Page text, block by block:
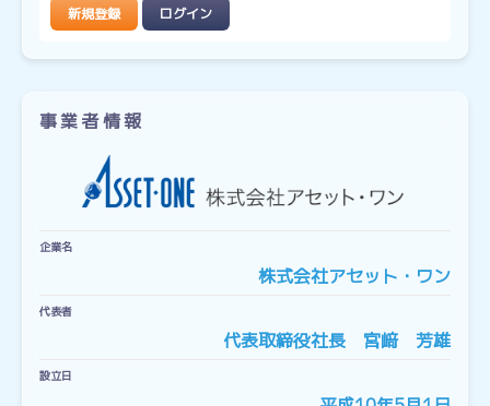
新規登録 ログイン
事業者情報
企業名
株式会社アセット・ワン
代表者
代表取締役社長 宮﨑 芳雄
設立日